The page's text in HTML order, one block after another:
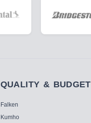
QUALITY & BUDGET
Falken
Kumho